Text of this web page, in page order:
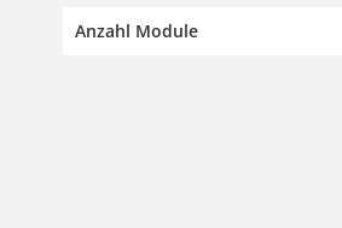
Anzahl Module